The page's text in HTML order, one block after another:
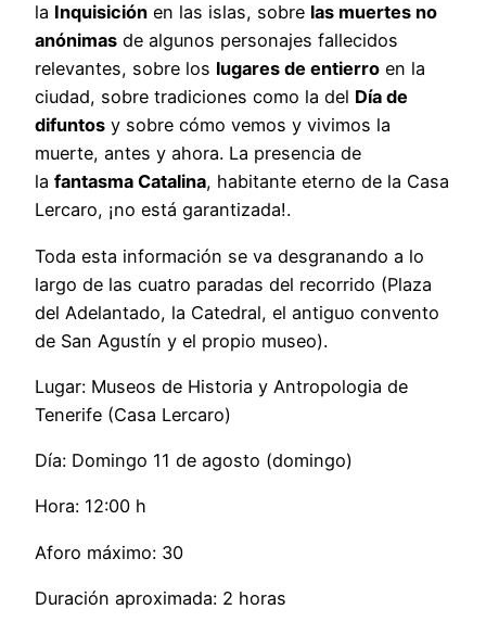
la Inquisición en las islas, sobre las muertes no
anónimas de algunos personajes fallecidos
relevantes, sobre los lugares de entierro en la
ciudad, sobre tradiciones como la del Día de
difuntos y sobre cómo vemos y vivimos la
muerte, antes y ahora. La presencia de
la fantasma Catalina, habitante eterno de la Casa
Lercaro, ¡no está garantizada!.
Toda esta información se va desgranando a lo
largo de las cuatro paradas del recorrido (Plaza
del Adelantado, la Catedral, el antiguo convento
de San Agustín y el propio museo).
Lugar: Museos de Historia y Antropologia de
Tenerife (Casa Lercaro)
Día: Domingo 11 de agosto (domingo)
Hora: 12:00 h
Aforo máximo: 30
Duración aproximada: 2 horas